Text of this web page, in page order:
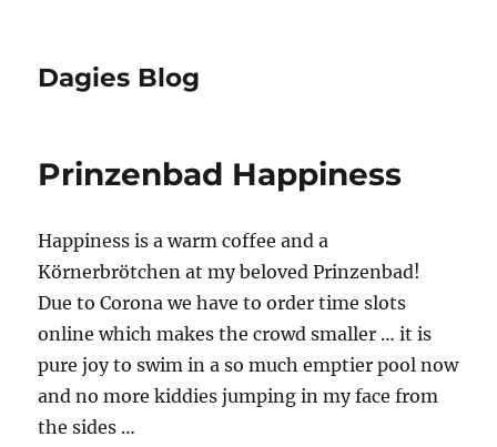
Dagies Blog
Prinzenbad Happiness
Happiness is a warm coffee and a
Körnerbrötchen at my beloved Prinzenbad!
Due to Corona we have to order time slots
online which makes the crowd smaller … it is
pure joy to swim in a so much emptier pool now
and no more kiddies jumping in my face from
the sides …